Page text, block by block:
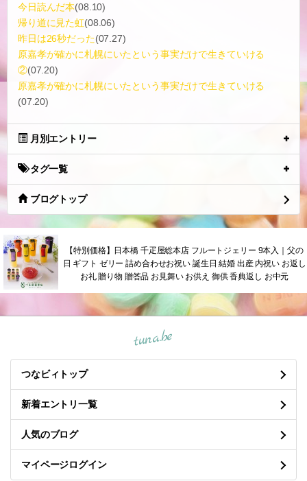
今日読んだ本(08.10)
帰り道に見た虹(08.06)
昨日は26秒だった(07.27)
原嘉孝が確かに札幌にいたという事実だけで生きていける
②(07.20)
原嘉孝が確かに札幌にいたという事実だけで生きていける
(07.20)
月別エントリー
タグ一覧
ブログトップ
【特別価格】日本橋 千疋屋総本店 フルートジェリー 9本入｜父の
日 ギフト ゼリー 詰め合わせお祝い 誕生日 結婚 出産 内祝い お返し
お礼 贈り物 贈答品 お見舞い お供え 御供 香典返し お中元
tuna.be
つなビィトップ
新着エントリ一覧
人気のブログ
マイページログイン